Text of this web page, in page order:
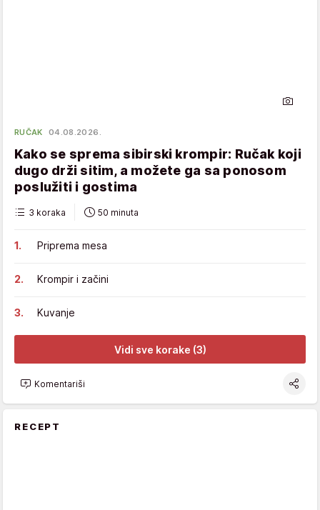
RUČAK 04.08.2026.
Kako se sprema sibirski krompir: Ručak koji
dugo drži sitim, a možete ga sa ponosom
poslužiti i gostima
3 koraka 50 minuta
Priprema mesa
Krompir i začini
Kuvanje
Vidi sve korake (3)
Komentariši
RECEPT